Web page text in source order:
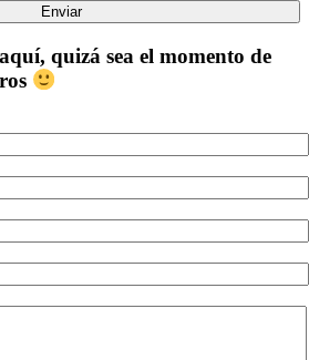
quizá sea el momento de